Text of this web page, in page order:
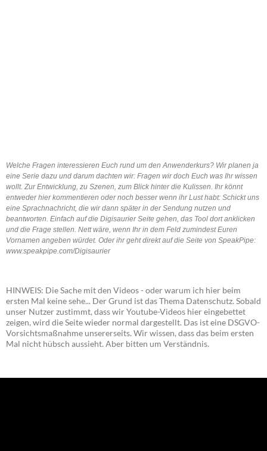
Welche Fragen interessieren Euch rund um den Anwenderkurs? Wir planen ja
eine Serie dazu und darum dachten wir: Fragen wir doch Euch was Ihr wissen
wollt. Zur Entwicklung, zu Szenen, zum Blick hinter die Kulissen. Ihr könnt
entweder hier kommentieren oder noch besser wenn ihr Lust habt: Schickt uns
eine Sprachnachricht, die wir dann später in der Sendung nutzen und
beantworten. Einfach auf die Digisaurier Seite gehen, das Tool dort anklicken
und die Frage stellen. Nett wäre, wenn Ihr in dem Feld zumindest Euren
Vornamen angeben würdet. Oder ihr geht direkt auf die Seite von SpeakPipe:
www.speakpipe.com/Digisaurier
HINWEIS: Die Sache mit den Videos - oder warum ich hier beim
ersten Mal keine sehe... Der Grund ist das Thema Datenschutz. Sobald
unser Nutzer zustimmt, dass wir Youtube-Videos hier eingebettet
zeigen, wird die Seite wieder normal dargestellt. Das ist eine DSGVO-
Vorsichtsmaßnahme unsererseits. Wir wissen, dass das beim ersten
Mal nicht hübsch aussieht. Aber bitten um Verständnis.